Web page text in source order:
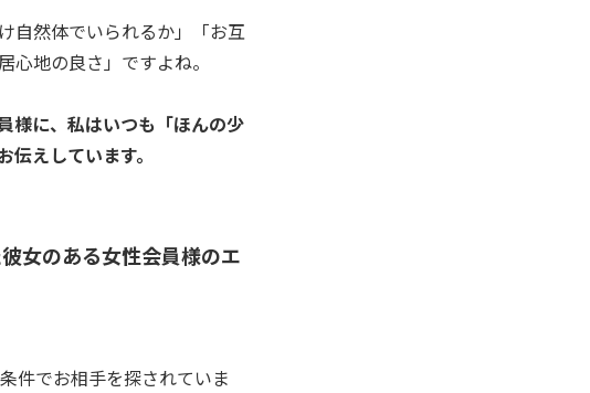
自然体でいられるか」「お互
地の良さ」ですよね。
様に、私はいつも「ほんの少
えしています。
女のある女性会員様のエ
件でお相手を探されていま